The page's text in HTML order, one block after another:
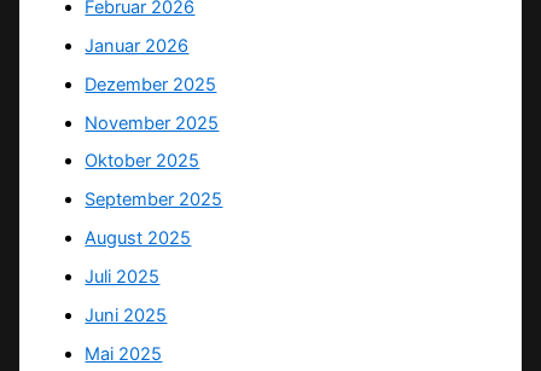
Februar 2026
Januar 2026
Dezember 2025
November 2025
Oktober 2025
September 2025
August 2025
Juli 2025
Juni 2025
Mai 2025